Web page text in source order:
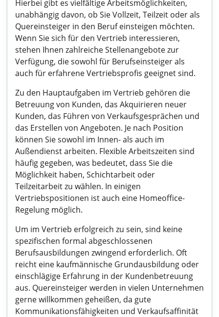
Hierbei gibt es vielfältige Arbeitsmöglichkeiten,
unabhängig davon, ob Sie Vollzeit, Teilzeit oder als
Quereinsteiger in den Beruf einsteigen möchten.
Wenn Sie sich für den Vertrieb interessieren,
stehen Ihnen zahlreiche Stellenangebote zur
Verfügung, die sowohl für Berufseinsteiger als
auch für erfahrene Vertriebsprofis geeignet sind.
Zu den Hauptaufgaben im Vertrieb gehören die
Betreuung von Kunden, das Akquirieren neuer
Kunden, das Führen von Verkaufsgesprächen und
das Erstellen von Angeboten. Je nach Position
können Sie sowohl im Innen- als auch im
Außendienst arbeiten. Flexible Arbeitszeiten sind
häufig gegeben, was bedeutet, dass Sie die
Möglichkeit haben, Schichtarbeit oder
Teilzeitarbeit zu wählen. In einigen
Vertriebspositionen ist auch eine Homeoffice-
Regelung möglich.
Um im Vertrieb erfolgreich zu sein, sind keine
spezifischen formal abgeschlossenen
Berufsausbildungen zwingend erforderlich. Oft
reicht eine kaufmännische Grundausbildung oder
einschlägige Erfahrung in der Kundenbetreuung
aus. Quereinsteiger werden in vielen Unternehmen
gerne willkommen geheißen, da gute
Kommunikationsfähigkeiten und Verkaufsaffinität